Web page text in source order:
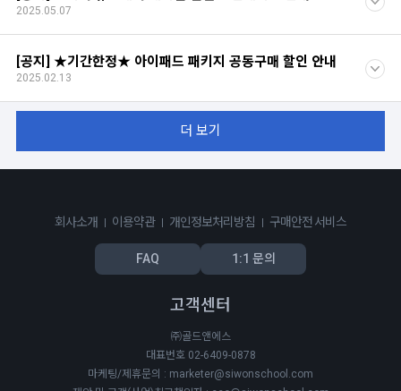
2025.05.07
[공지] ★기간한정★ 아이패드 패키지 공동구매 할인 안내
2025.02.13
더 보기
회사소개 이용약관 개인정보처리방침 구매안전 서비스
FAQ 1:1 문의
고객센터
㈜골드앤에스
대표번호 02-6409-0878
마케팅/제휴문의 : marketer@siwonschool.com